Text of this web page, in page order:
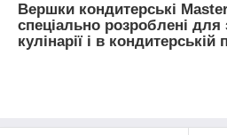
Вершки кондитерські
спеціально розроблені для
кулінарії і в